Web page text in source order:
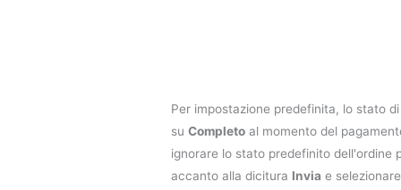
Per impostazione predefinita, lo stato
su Completo al momento del
ignorare lo stato predefinito dell'ordine
accanto alla dicitura Invia e